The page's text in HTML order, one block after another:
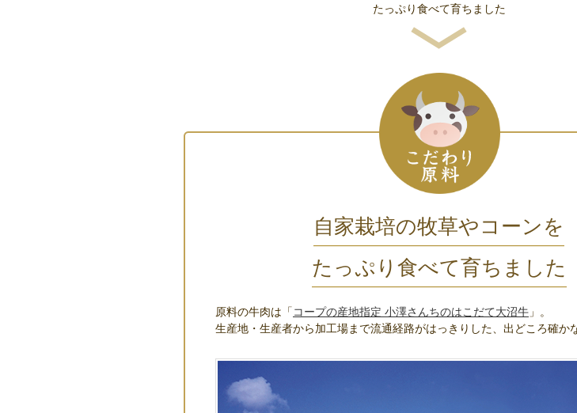
たっぷり食べて育ちました
自家栽培の牧草やコーンを
たっぷり食べて育ちました
原料の牛肉は「 コープの産地指定 小澤さんちのはこだて大沼牛 」。
生産地・生産者から加工場まで流通経路がはっきりした、出どころ確か